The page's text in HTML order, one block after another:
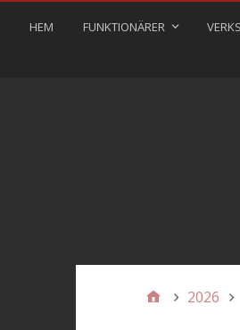
HEM FUNKTIONÄRER
2026